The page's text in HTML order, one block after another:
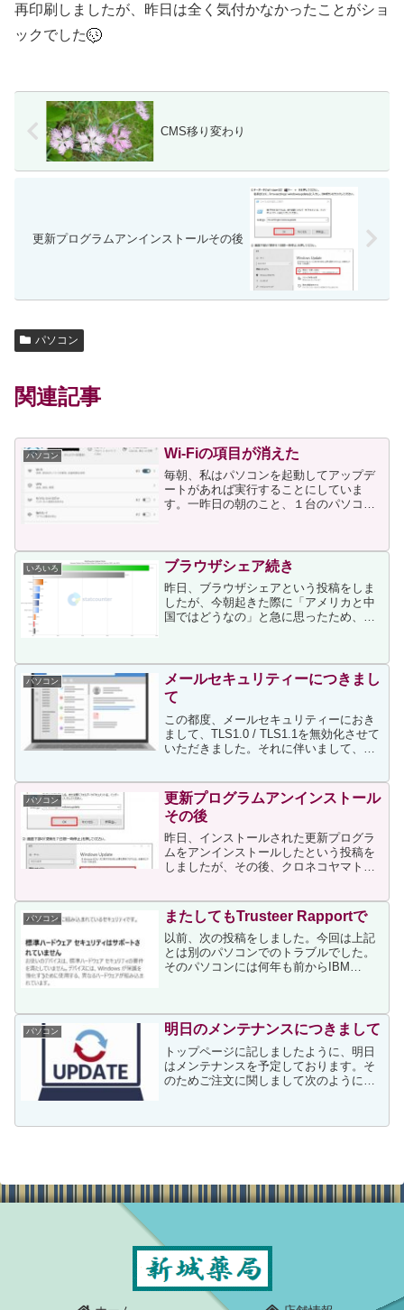
再印刷しましたが、昨日は全く気付かなかったことがショ
ックでした
CMS移り変わり
更新プログラムアンインストールその後
パソコン
関連記事
パソコン Wi-Fiの項目が消えた
毎朝、私はパソコンを起動してアップデ
ートがあれば実行することにしていま
す。一昨日の朝のこと、１台のパソコン
で、シャットダウンしたと勘違いしてい
たのです。そのパソコンをスリ...
いろいろ ブラウザシェア続き
昨日、ブラウザシェアという投稿をしま
したが、今朝起きた際に「アメリカと中
国ではどうなの」と急に思ったため、
て、中国では次のような比率となってい
ました。アメリカと...
パソコン
メールセキュリティーにつきまし
て
この都度、メールセキュリティーにおき
まして、TLS1.0 / TLS1.1を無効化させて
いただきました。それに伴いまして、
（pharmacy@shinjou.info）...
パソコン
更新プログラムアンインストール
その後
昨日、インストールされた更新プログラ
ムをアンインストールしたという投稿を
しましたが、その後、クロネコヤマトの
ァイルに次が記されていました。＊
2021/3/11追記：...
パソコン またしてもTrusteer Rapportで
以前、次の投稿をしました。今回は上記
とは別のパソコンでのトラブルでした。
そのパソコンには何年も前からIBM
れが5日前、アップデートの表示が出まし
た。今...
パソコン 明日のメンテナンスにつきまして
トップページに記しましたように、明日
はメンテナンスを予定しております。そ
のためご注文に関しまして次のようにさ
め、当日発送は前日15時から当日9時30